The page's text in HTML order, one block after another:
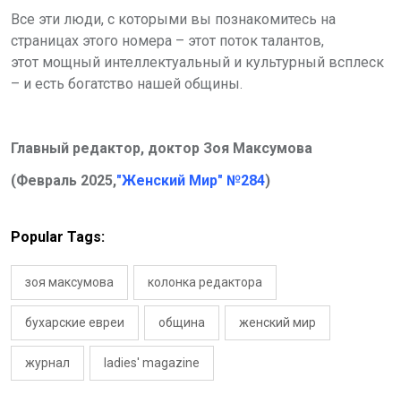
Все эти люди, с которыми вы познакомитесь на
страницах этого номера – этот поток талантов,
этот мощный интеллектуальный и культурный всплеск
– и есть богатство нашей общины.
Главный редактор, доктор Зоя Максумова
(Февраль 2025,"Женский Мир" №284)
Popular Tags:
зоя максумова колонка редактора
бухарские евреи община женский мир
журнал ladies' magazine